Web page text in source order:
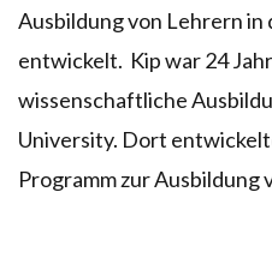
Ausbildung von Lehrern
entwickelt. Kip war 24
wissenschaftliche
University. Dort
Programm zur